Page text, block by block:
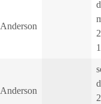
Anderson
Anderson